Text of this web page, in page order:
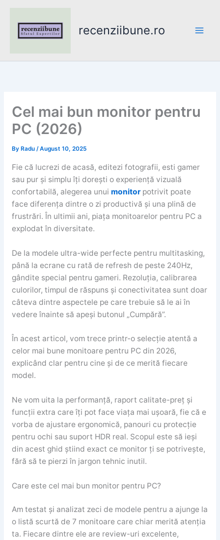
content
recenziibune.ro
Cel mai bun monitor pentru
PC (2026)
By Radu /August 10, 2025
Fie că lucrezi de acasă, editezi fotografii, esti gamer
sau pur și simplu îți dorești o experiență vizuală
confortabilă, alegerea unui monitorpotrivit poate
face diferența dintre o zi productivă și una plină de
frustrări. În ultimii ani, piața monitoarelor pentru PC a
explodat în diversitate.
De la modele ultra-wide perfecte pentru multitasking,
până la ecrane cu rată de refresh de peste 240Hz,
gândite special pentru gameri. Rezoluția, calibrarea
culorilor, timpul de răspuns și conectivitatea sunt doar
câteva dintre aspectele pe care trebuie să le ai în
vedere înainte să apeși butonul „Cumpără”.
În acest articol, vom trece printr-o selecție atentă a
celor mai bune monitoare pentru PC din 2026,
explicând clar pentru cine și de ce merită fiecare
model.
Ne vom uita la performanță, raport calitate-preț și
funcții extra care îți pot face viața mai ușoară, fie că e
vorba de ajustare ergonomică, panouri cu protecție
pentru ochi sau suport HDR real. Scopul este să ieși
din acest ghid știind exact ce monitor ți se potrivește,
fără să te pierzi în jargon tehnic inutil.
Care este cel mai bun monitor pentru PC?
Am testat și analizat zeci de modele pentru a ajunge la
o listă scurtă de 7 monitoare care chiar merită atenția
ta. Fiecare dintre ele are review-uri excelente,